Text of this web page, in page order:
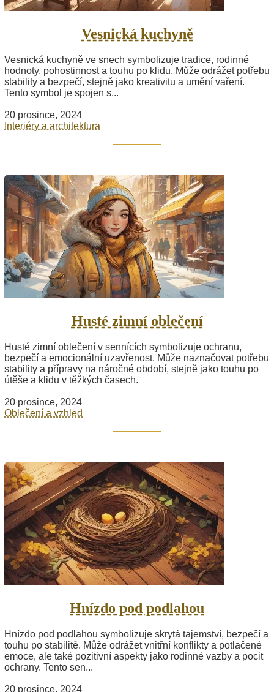
Vesnická kuchyně
Vesnická kuchyně ve snech symbolizuje tradice, rodinné
hodnoty, pohostinnost a touhu po klidu. Může odrážet potřebu
stability a bezpečí, stejně jako kreativitu a umění vaření.
Tento symbol je spojen s...
20 prosince, 2024
Interiéry a architektura
Husté zimní oblečení
Husté zimní oblečení v sennících symbolizuje ochranu,
bezpečí a emocionální uzavřenost. Může naznačovat potřebu
stability a přípravy na náročné období, stejně jako touhu po
útěše a klidu v těžkých časech.
20 prosince, 2024
Oblečení a vzhled
Hnízdo pod podlahou
Hnízdo pod podlahou symbolizuje skrytá tajemství, bezpečí a
touhu po stabilitě. Může odrážet vnitřní konflikty a potlačené
emoce, ale také pozitivní aspekty jako rodinné vazby a pocit
ochrany. Tento sen...
20 prosince, 2024